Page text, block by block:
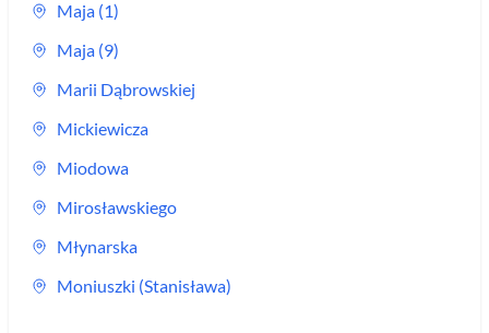
Maja (1)
Maja (9)
Marii Dąbrowskiej
Mickiewicza
Miodowa
Mirosławskiego
Młynarska
Moniuszki (Stanisława)